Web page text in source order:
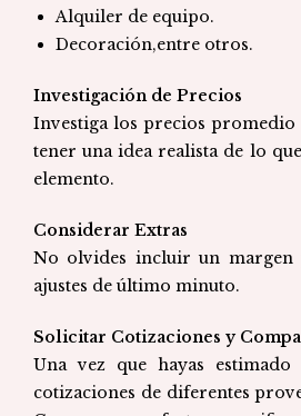
Alquiler de equipo.
Decoración,entre otros.
Investigación de Precios
Investiga los precios promedio
tener una idea realista de lo
elemento.
Considerar Extras
No olvides incluir un margen
ajustes de último minuto.
Solicitar Cotizaciones y
Una vez que hayas
cotizaciones de diferentes